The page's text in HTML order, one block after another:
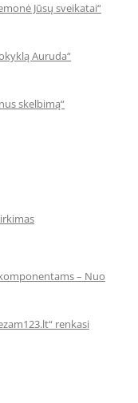
Jūsų sveikatai“
Auruda“
skelbimą“
– Nuo
renkasi